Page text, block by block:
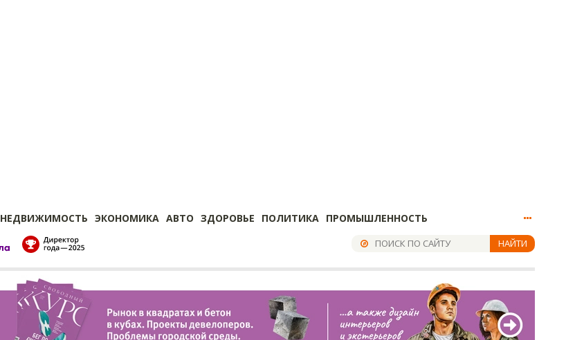
НЕДВИЖИМОСТЬ ЭКОНОМИКА АВТО ЗДОРОВЬЕ ПОЛИТИКА ПРОМЫШЛЕННОСТЬ
НАЙТИ